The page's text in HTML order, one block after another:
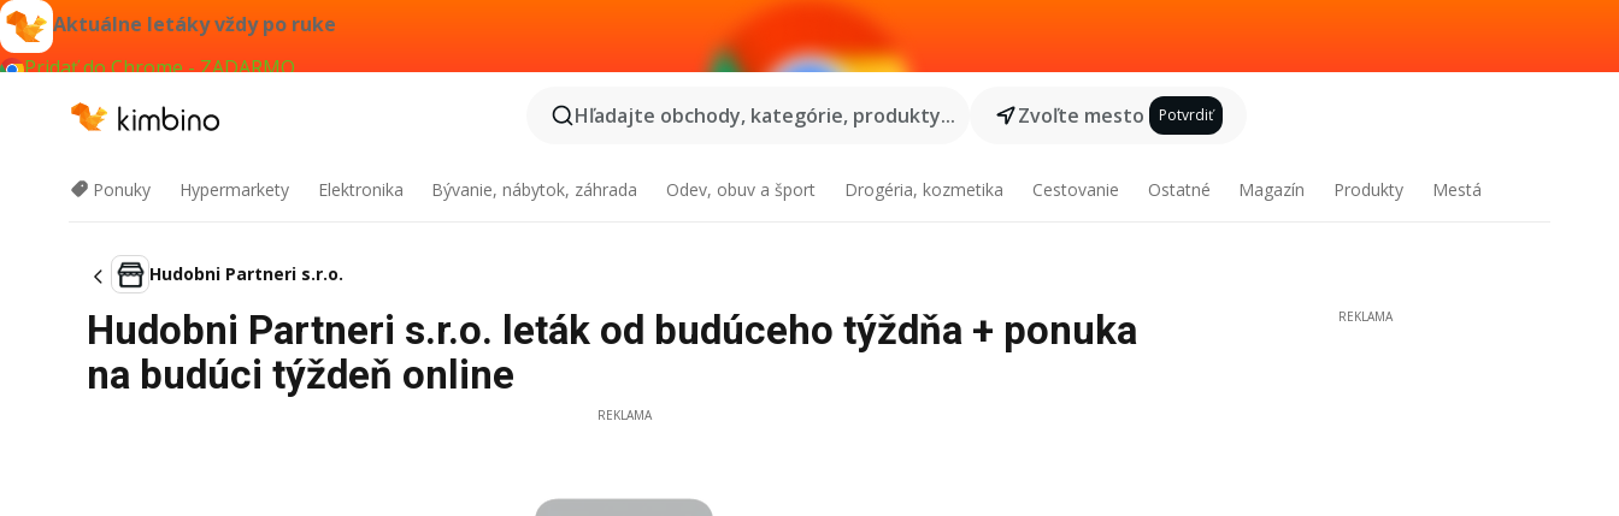
Aktuálne letáky vždy po ruke
Pridať do Chrome - ZADARMO
Hľadajte obchody, kategórie, produkty...
Zvoľte mesto Potvrdiť
Ponuky Hypermarkety Elektronika Bývanie, nábytok, záhrada Odev, obuv a šport Drogéria, kozmetika Cestovanie Ostatné Magazín Produkty Mestá
Hudobni Partneri s.r.o.
Hudobni Partneri s.r.o. leták od budúceho týždňa + ponuka
na budúci týždeň online
REKLAMA
REKLAMA